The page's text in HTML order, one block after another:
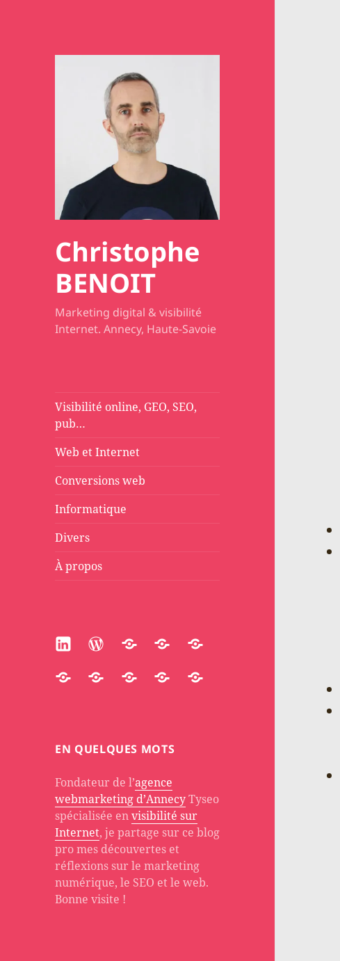
Christophe
BENOIT
Marketing digital & visibilité
Internet. Annecy, Haute-Savoie
Visibilité online, GEO, SEO,
pub…
Web et Internet
Conversions web
Informatique
Divers
À propos
LinkedinWordPressParticipateHuggingface
Substack
Accredible
QuoraStackoverflow
AboutPH
EN QUELQUES MOTS
Fondateur de l’agence
webmarketing d’AnnecyTyseo
spécialisée envisibilité sur
Internet, je partage sur ce blog
pro mes découvertes et
réflexions sur le marketing
numérique, le SEO et le web.
Bonne visite !